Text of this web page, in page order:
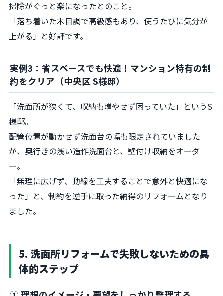
掃除がぐっと楽になったとのこと。
「落ち着いた木目調で高級感もあり、使うたびに気分が
上がる」と好評です。
実例3：省スペースでも快適！マンション特有の制
約をクリア（中央区 S様邸）
「洗面所が狭くて、収納も増やせず困っていた」というS
様邸。
配管位置が動かせず洗面台の幅も限定されていました
が、奥行きの浅い造作洗面台と、壁付け収納をオーダ
ー。
「無理に広げず、動線を工夫することで意外と快適にな
った」と、制約を逆手に取った納得のリフォームとなり
ました。
5. 洗面所リフォームで失敗しないための具
体的ステップ